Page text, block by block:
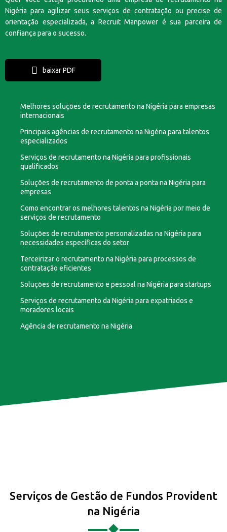
Nigéria para agilizar seus serviços de contratação ou precise de
orientação especializada, a Recruit Manpower é sua parceira de
confiança para o sucesso.
baixar PDF
Melhores soluções de recrutamento na Nigéria para empresas
internacionais
Principais agências de recrutamento na Nigéria para talentos
especializados
Serviços de recrutamento na Nigéria para profissionais
qualificados
Soluções de recrutamento de ponta a ponta na Nigéria para
empresas
Como encontrar os melhores talentos na Nigéria por meio de
serviços de recrutamento
Soluções de recrutamento personalizadas na Nigéria para
necessidades específicas do setor
Terceirizar o recrutamento na Nigéria para processos de
contratação eficientes
Soluções de recrutamento e pessoal na Nigéria para startups
Serviços de recrutamento da Nigéria para expatriados e
moradores locais
Agência de recrutamento na Nigéria
Serviços de Gestão de Fundos Provident
na Nigéria